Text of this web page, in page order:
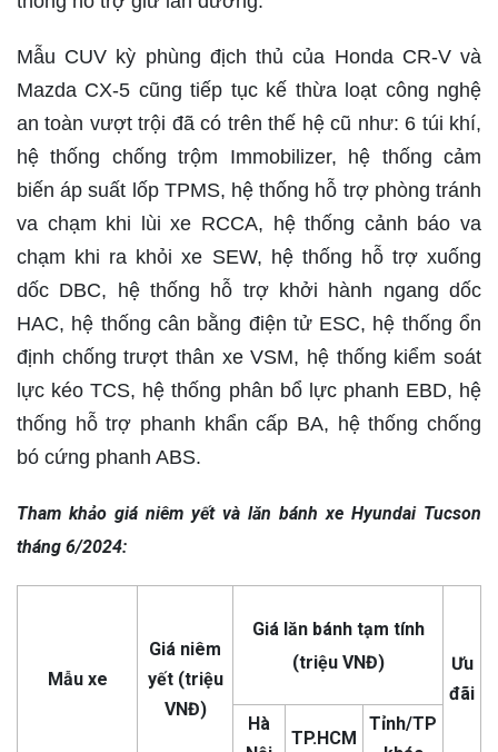
Mẫu CUV kỳ phùng địch thủ của Honda CR-V và
Mazda CX-5 cũng tiếp tục kế thừa loạt công nghệ
an toàn vượt trội đã có trên thế hệ cũ như: 6 túi khí,
hệ thống chống trộm Immobilizer, hệ thống cảm
biến áp suất lốp TPMS, hệ thống hỗ trợ phòng tránh
va chạm khi lùi xe RCCA, hệ thống cảnh báo va
chạm khi ra khỏi xe SEW, hệ thống hỗ trợ xuống
dốc DBC, hệ thống hỗ trợ khởi hành ngang dốc
HAC, hệ thống cân bằng điện tử ESC, hệ thống ổn
định chống trượt thân xe VSM, hệ thống kiểm soát
lực kéo TCS, hệ thống phân bổ lực phanh EBD, hệ
thống hỗ trợ phanh khẩn cấp BA, hệ thống chống
bó cứng phanh ABS.
Tham khảo giá niêm yết và lăn bánh xe Hyundai Tucson
tháng 6/2024:
Mẫu xe
Giá niêm
yết (triệu
VNĐ)
Giá lăn bánh tạm tính
(triệu VNĐ)
Ưu
đãi
Hà
TP.HCM
Tỉnh/TP